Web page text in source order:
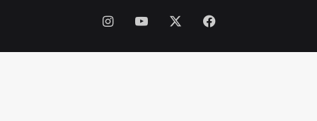
فیس
بوک
یوتیوب